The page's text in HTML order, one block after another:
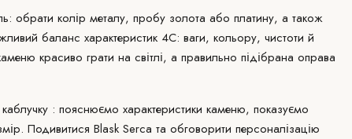
обрати колір металу, пробу золота або платину, а також
баланс характеристик 4C: ваги, кольору, чистоти й
красиво грати на світлі, а правильно підібрана оправа
: пояснюємо характеристики каменю, показуємо
Подивитися Blask Serca та обговорити персоналізацію